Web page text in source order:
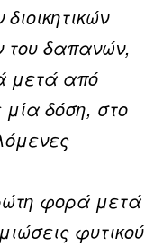
του δαπανών,
μετά από
δόση, στο
φορά μετά
φυτικού